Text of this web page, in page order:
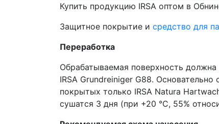
Купить продукцию IRSA оптом в
Защитное покрытие и средство для
Переработка
Обрабатываемая поверхность
IRSA Grundreiniger G88.
покрытых только IRSA Natura
сушатся 3 дня (при +20 °С, 55%